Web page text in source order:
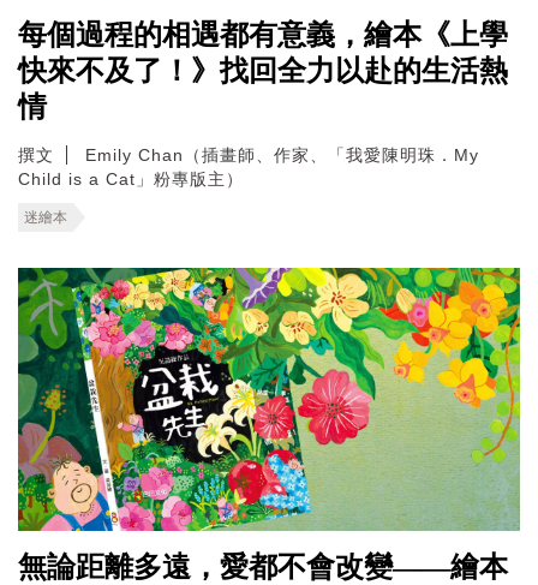
每個過程的相遇都有意義，繪本《上學
快來不及了！》找回全力以赴的生活熱
情
撰文
Emily Chan（插畫師、作家、「我愛陳明珠．My
Child is a Cat」粉專版主）
迷繪本
無論距離多遠，愛都不會改變——繪本